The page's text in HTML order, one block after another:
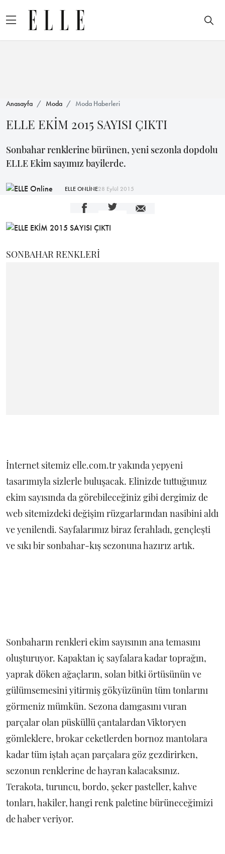
Anasayfa Moda Moda Haberleri
ELLE EKİM 2015 SAYISI ÇIKTI
Sonbahar renklerine bürünen, yeni sezonla dopdolu
ELLE Ekim sayımız bayilerde.
ELLE ONLİNE28 Eylül 2015
SONBAHAR RENKLERİ
İnternet sitemiz elle.com.tr yakında yepyeni
tasarımıyla sizlerle buluşacak. Elinizde tuttuğunuz
ekim sayısında da görebileceğiniz gibi dergimiz de
web sitemizdeki değişim rüzgarlarından nasibini aldı
ve yenilendi. Sayfalarımız biraz ferahladı, gençleşti
ve sıkı bir sonbahar-kış sezonuna hazırız artık.
Sonbaharın renkleri ekim sayısının ana temasını
oluşturuyor. Kapaktan iç sayfalara kadar toprağın,
yaprak döken ağaçların, solan bitki örtüsünün ve
gülümsemesini yitirmiş gökyüzünün tüm tonlarını
görmeniz mümkün. Sezona damgasını vuran
parçalar olan püsküllü çantalardan Viktoryen
gömleklere, brokar ceketlerden bornoz mantolara
kadar tüm iştah açan parçalara göz gezdirirken,
sezonun renklerine de hayran kalacaksınız.
Terakota, turuncu, bordo, şeker pasteller, kahve
tonları, hakiler, hangi renk paletine bürüneceğimizi
de haber veriyor.